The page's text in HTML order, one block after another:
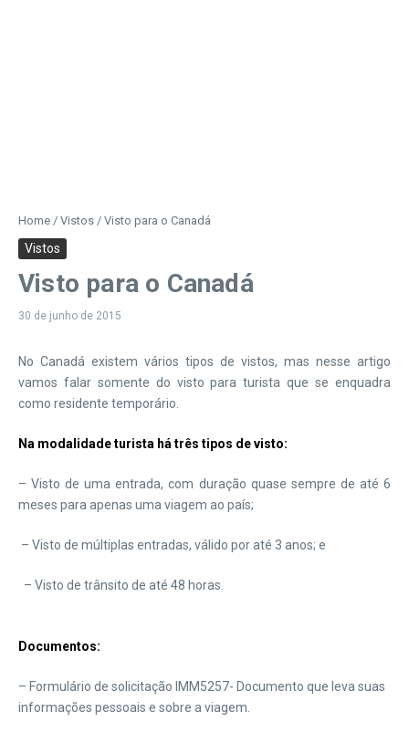
Home / Vistos / Visto para o Canadá
Vistos
Visto para o Canadá
30 de junho de 2015
No Canadá existem vários tipos de vistos, mas nesse artigo
vamos falar somente do visto para turista que se enquadra
como residente temporário.
Na modalidade turista há três tipos de visto:
– Visto de uma entrada, com duração quase sempre de até 6
meses para apenas uma viagem ao país;
– Visto de múltiplas entradas, válido por até 3 anos; e
– Visto de trânsito de até 48 horas.
Documentos:
– Formulário de solicitação IMM5257- Documento que leva suas
informações pessoais e sobre a viagem.